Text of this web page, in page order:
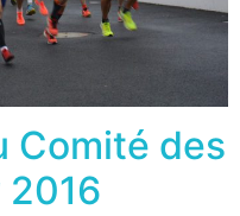
Comité des
2016